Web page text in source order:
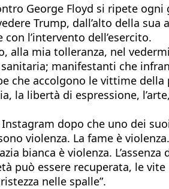
George Floyd si ripete
Trump, dall’alto della sua
l’intervento dell’esercito.
mia tolleranza, nel
manifestanti che
che accolgono le vittime della
la libertà di espressione,
dopo che uno dei
violenza. La fame è
bianca è violenza.
può essere recuperata, le vite
nelle spalle”.